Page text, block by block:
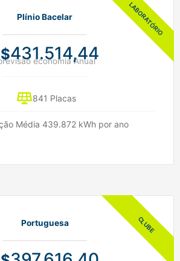
Plínio Bacelar
431.514,44
economia Anual
841 Placas
Média 439.872 kWh por ano
Portuguesa